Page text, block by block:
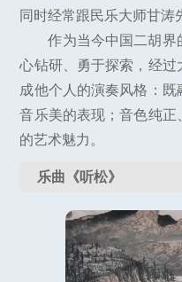
同时经常跟民乐大师甘涛
作为当今中国二胡界
心钻研、勇于探索，经
成他个人的演奏风格：
音乐美的表现；音色纯
的艺术魅力。
乐曲《听松》